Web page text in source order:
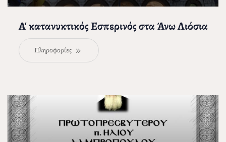
Α' κατανυκτικός Εσπερινός στα Άνω Λιόσια
Πληροφορίες